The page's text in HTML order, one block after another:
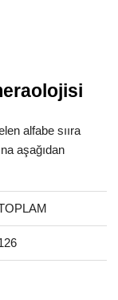
alfabe sııra
aşağıdan